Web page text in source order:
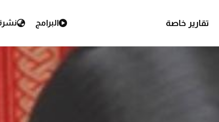
تقارير خاصة البرامج نشرة